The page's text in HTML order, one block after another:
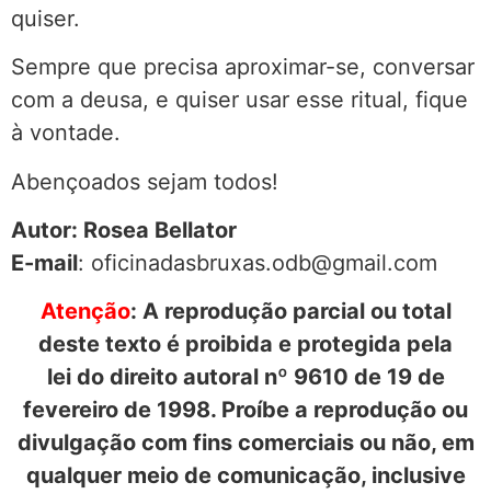
quiser.
Sempre que precisa aproximar-se, conversar
com a deusa, e quiser usar esse ritual, fique
à vontade.
Abençoados sejam todos!
Autor: Rosea Bellator
E-mail: oficinadasbruxas.odb@gmail.com
Atenção: A reprodução parcial ou total
deste texto é proibida e protegida pela
lei do direito autoral nº 9610 de 19 de
fevereiro de 1998. Proíbe a reprodução ou
divulgação com fins comerciais ou não, em
qualquer meio de comunicação, inclusive